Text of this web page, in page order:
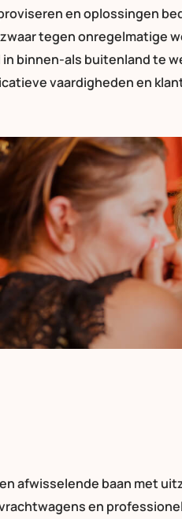
en oplossingen
tegen onregelmatige
in binnen-als buitenland te
vaardigheden en
afwisselende baan met
en